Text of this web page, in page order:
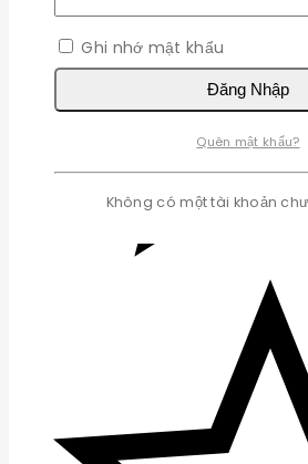
Ghi nhớ mật khẩu
Đăng Nhập
Quên mật khẩu?
Không có một tài khoản